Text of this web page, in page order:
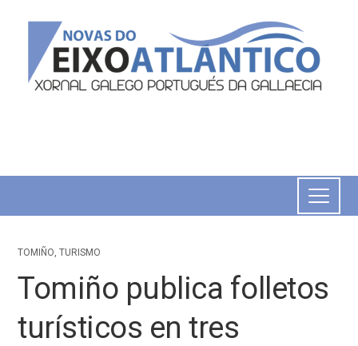
TOMIÑO,TURISMO
Tomiño publica folletos
turísticos en tres